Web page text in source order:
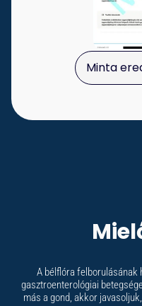
Minta
A bélflóra felborulásának
gasztroenterológiai
más a gond, akkor